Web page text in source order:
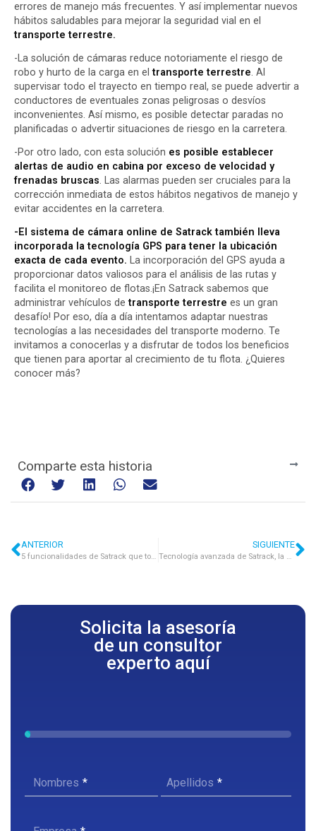
errores de manejo más frecuentes. Y así implementar nuevos
hábitos saludables para mejorar la seguridad vial en el
transporte terrestre.
-La solución de cámaras reduce notoriamente el riesgo de
robo y hurto de la carga en eltransporte terrestre. Al
supervisar todo el trayecto en tiempo real, se puede advertir a
conductores de eventuales zonas peligrosas o desvíos
inconvenientes. Así mismo, es posible detectar paradas no
planificadas o advertir situaciones de riesgo en la carretera.
-Por otro lado, con esta solución es posible establecer
alertas de audio en cabina por exceso de velocidad y
frenadas bruscas. Las alarmas pueden ser cruciales para la
corrección inmediata de estos hábitos negativos de manejo y
evitar accidentes en la carretera.
-El sistema de cámara online de Satrack también lleva
incorporada la tecnología GPS para tener la ubicación
exacta de cada evento. La incorporación del GPS ayuda a
proporcionar datos valiosos para el análisis de las rutas y
facilita el monitoreo de flotas.¡En Satrack sabemos que
administrar vehículos de transporte terrestre es un gran
desafío! Por eso, día a día intentamos adaptar nuestras
tecnologías a las necesidades del transporte moderno. Te
invitamos a conocerlas y a disfrutar de todos los beneficios
que tienen para aportar al crecimiento de tu flota. ¿Quieres
conocer más?
Comparte esta historia
ANTERIOR
5 funcionalidades de Satrack que todo transportista debe conocer
SIGUIENTE
Tecnología avanzada de Satrack, la mejor solución para proteger y acompañar tu carga en la carretera
Nombres Apellidos
Solicita la asesoría
de un consultor
experto aquí